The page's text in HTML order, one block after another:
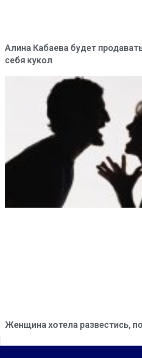
Алина Кабаева будет
себя кукол
Женщина хотела развестись,